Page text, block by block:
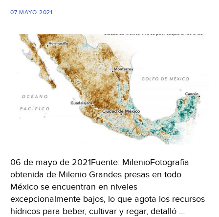
07 MAYO 2021
06 de mayo de 2021Fuente: MilenioFotografía
obtenida de Milenio Grandes presas en todo
México se encuentran en niveles
excepcionalmente bajos, lo que agota los recursos
hídricos para beber, cultivar y regar, detalló …